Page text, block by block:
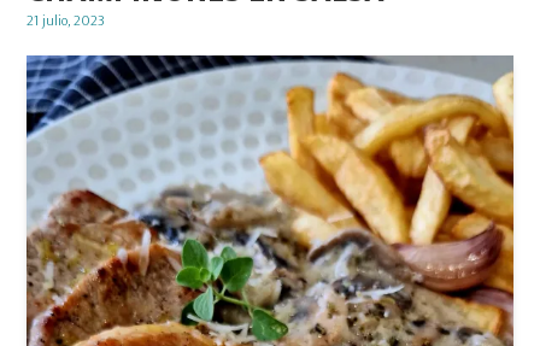
Posted
21 julio, 2023